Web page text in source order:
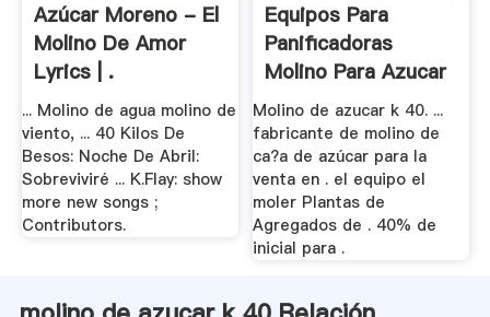
Azúcar Moreno - El
Molino De Amor
Lyrics | .
... Molino de agua molino de
viento, ... 40 Kilos De
Besos: Noche De Abril:
Sobreviviré ... K.Flay: show
more new songs ;
Contributors.
Equipos Para
Panificadoras
Molino Para Azucar
Molino de azucar k 40. ...
fabricante de molino de
ca?a de azúcar para la
venta en . el equipo el
moler Plantas de
Agregados de . 40% de
inicial para .